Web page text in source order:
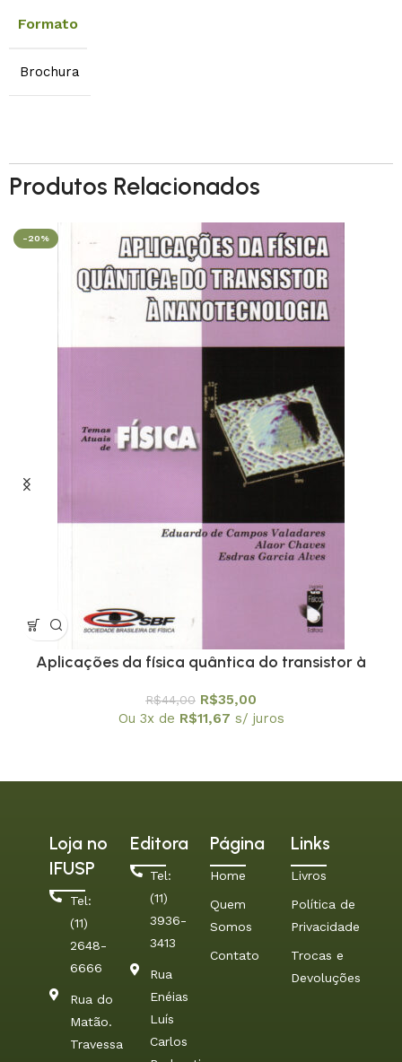
Formato
Brochura
Produtos Relacionados
-20%
Aplicações da física quântica do transistor à
/ SBF
R$44,00 R$35,00
Ou 3x de R$11,67 s/ juros
Loja no
IFUSP
Tel:
(11)
2648-
6666
Rua do
Matão.
Travessa
Editora
Tel:
(11)
3936-
3413
Rua
Enéias
Luís
Carlos
Página
Home
Quem
Somos
Contato
Links
Livros
Política de
Privacidade
Trocas e
Devoluções